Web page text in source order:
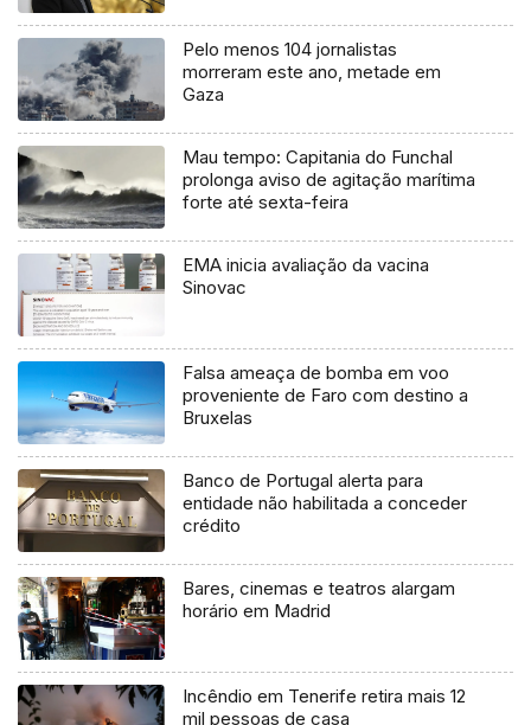
Pelo menos 104 jornalistas
morreram este ano, metade em
Gaza
Mau tempo: Capitania do Funchal
prolonga aviso de agitação marítima
forte até sexta-feira
EMA inicia avaliação da vacina
Sinovac
Falsa ameaça de bomba em voo
proveniente de Faro com destino a
Bruxelas
Banco de Portugal alerta para
entidade não habilitada a conceder
crédito
Bares, cinemas e teatros alargam
horário em Madrid
Incêndio em Tenerife retira mais 12
mil pessoas de casa